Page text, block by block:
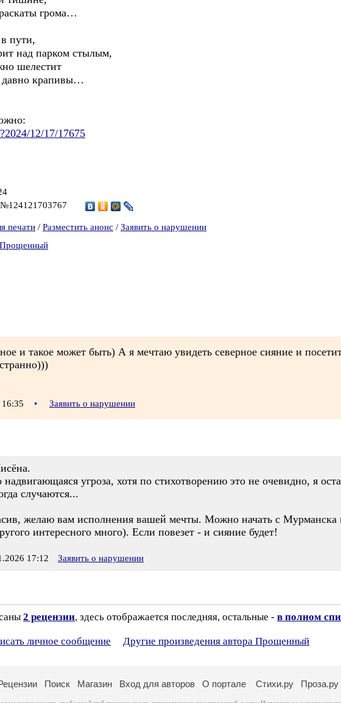
грома…
пути,
над парком стылым,
шелестит
крапивы…
12/17/17675
№124121703767
печати / Разместить анонс / Заявить о нарушении
Прощенный
и такое может быть) А я мечтаю увидеть северное сияние и
16:35 • Заявить о нарушении
надвигающаяся угроза, хотя по стихотворению это не очевидно, я
случаются...
желаю вам исполнения вашей мечты. Можно начать с Мурманска
интересного много). Если повезет - и сияние будет!
17:12 Заявить о нарушении
2 рецензии, здесь отображается последняя, остальные - в полном
личное сообщение Другие произведения автора Прощенный
Поиск Магазин Вход для авторов О портале Стихи.ру Проза.ру